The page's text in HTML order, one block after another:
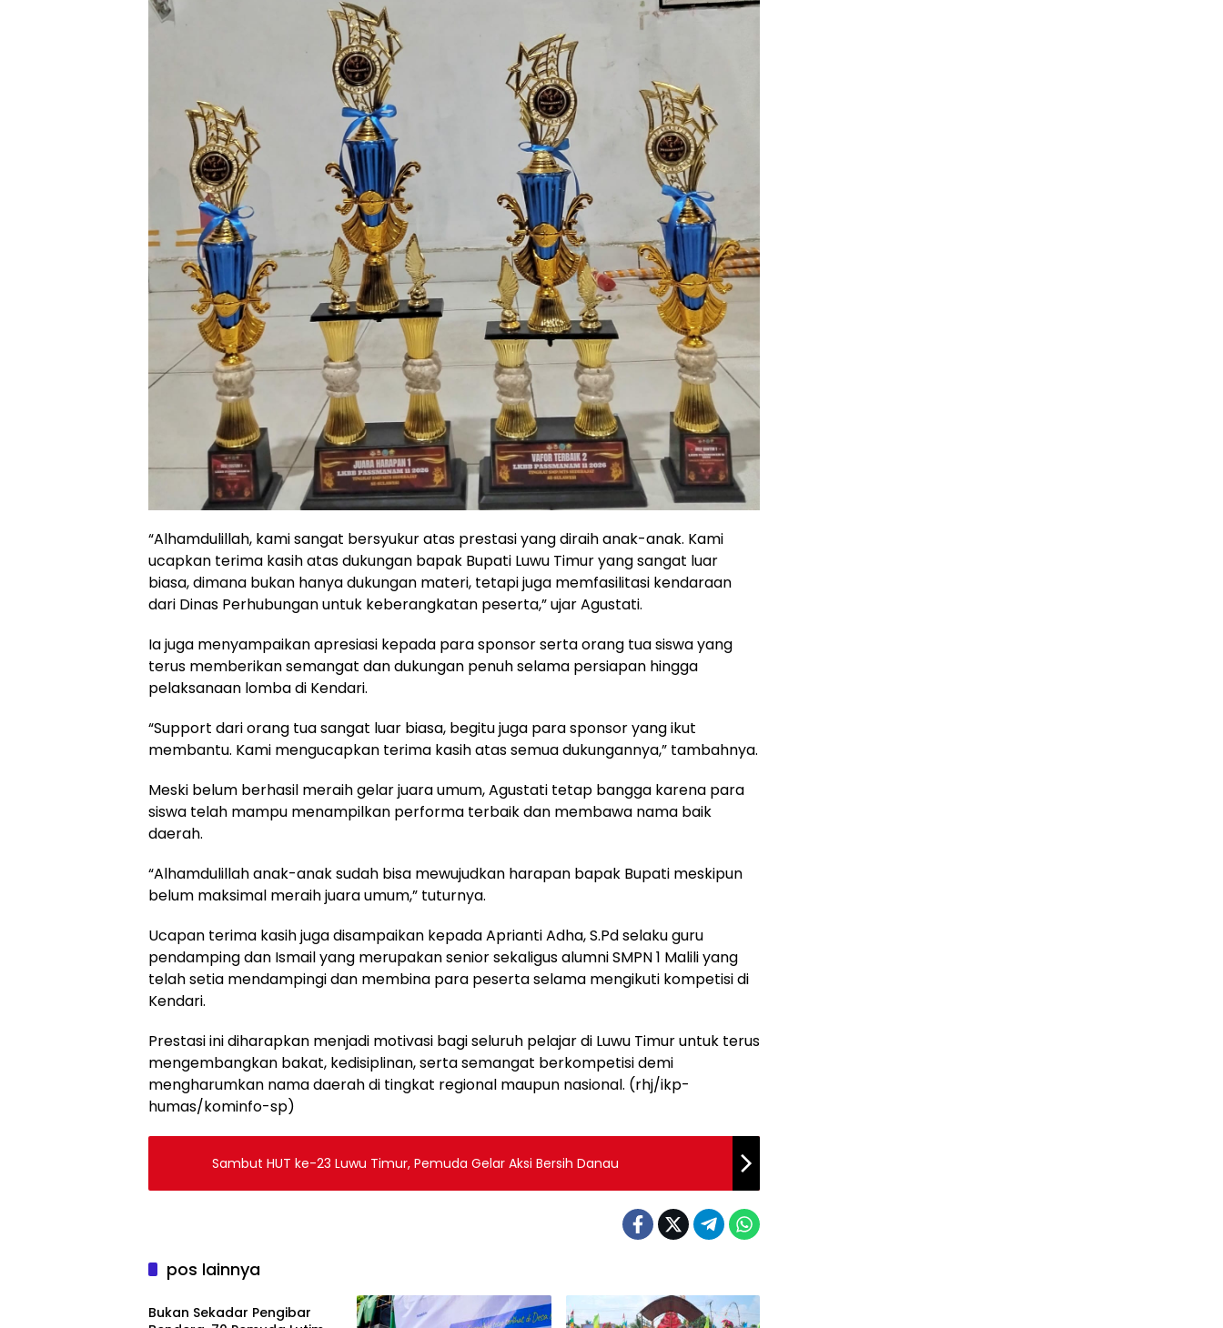
“Alhamdulillah, kami sangat bersyukur atas prestasi yang diraih anak-anak. Kami
ucapkan terima kasih atas dukungan bapak Bupati Luwu Timur yang sangat luar
biasa, dimana bukan hanya dukungan materi, tetapi juga memfasilitasi kendaraan
dari Dinas Perhubungan untuk keberangkatan peserta,” ujar Agustati.
Ia juga menyampaikan apresiasi kepada para sponsor serta orang tua siswa yang
terus memberikan semangat dan dukungan penuh selama persiapan hingga
pelaksanaan lomba di Kendari.
“Support dari orang tua sangat luar biasa, begitu juga para sponsor yang ikut
membantu. Kami mengucapkan terima kasih atas semua dukungannya,” tambahnya.
Meski belum berhasil meraih gelar juara umum, Agustati tetap bangga karena para
siswa telah mampu menampilkan performa terbaik dan membawa nama baik
daerah.
“Alhamdulillah anak-anak sudah bisa mewujudkan harapan bapak Bupati meskipun
belum maksimal meraih juara umum,” tuturnya.
Ucapan terima kasih juga disampaikan kepada Aprianti Adha, S.Pd selaku guru
pendamping dan Ismail yang merupakan senior sekaligus alumni SMPN 1 Malili yang
telah setia mendampingi dan membina para peserta selama mengikuti kompetisi di
Kendari.
Prestasi ini diharapkan menjadi motivasi bagi seluruh pelajar di Luwu Timur untuk terus
mengembangkan bakat, kedisiplinan, serta semangat berkompetisi demi
mengharumkan nama daerah di tingkat regional maupun nasional. (rhj/ikp-
humas/kominfo-sp)
Sambut HUT ke-23 Luwu Timur, Pemuda Gelar Aksi Bersih Danau
pos lainnya
Berita
‎Bukan Sekadar Pengibar